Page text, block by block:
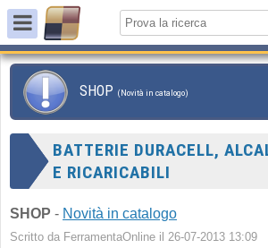
SHOP (Novità in catalogo)
BATTERIE DURACELL,
E RICARICABILI
SHOP - Novità in catalogo
Scritto da FerramentaOnline il 26-07-2013 13:09